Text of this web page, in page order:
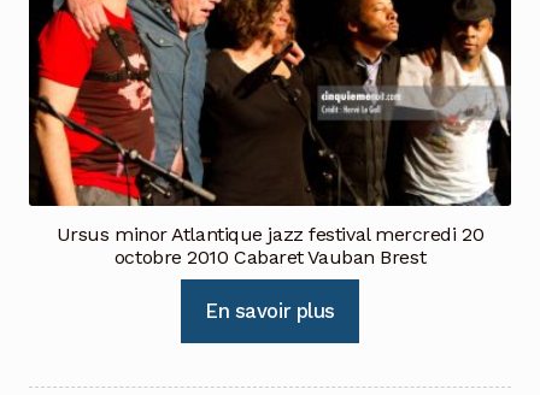
Ursus minor Atlantique jazz festival mercredi 20
octobre 2010 Cabaret Vauban Brest
En savoir plus